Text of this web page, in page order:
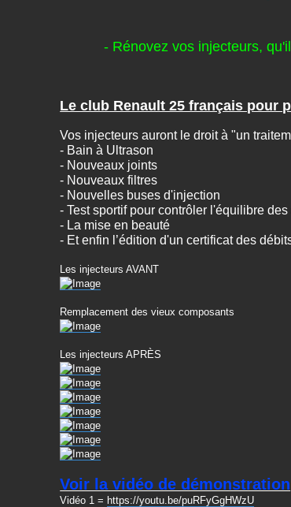
- Rénovez vos injecteurs,
Le club Renault 25 français pour
Vos injecteurs auront le droit à "un
- Bain à Ultrason
- Nouveaux joints
- Nouveaux filtres
- Nouvelles buses d'injection
- Test sportif pour contrôler l'équilibre
- La mise en beauté
- Et enfin l’édition d'un certificat des
Les injecteurs AVANT
Remplacement des vieux composants
Les injecteurs APRÈS
Voir la vidéo de démonstration
Vidéo 1 = https://youtu.be/puRFyGgHWzU